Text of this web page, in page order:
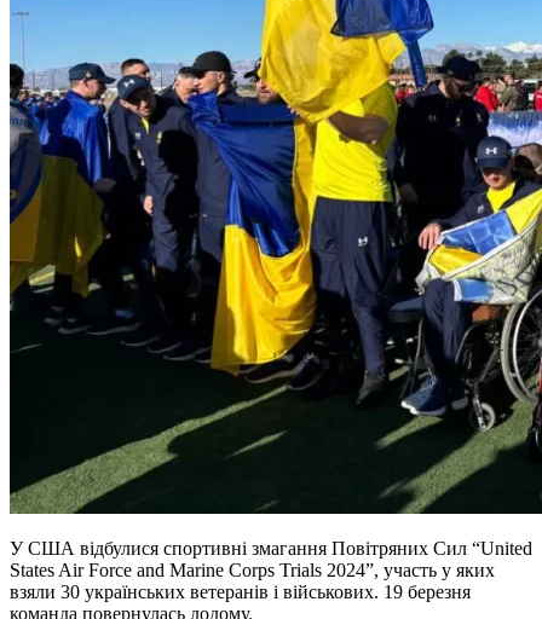
У США відбулися спортивні змагання Повітряних Сил “United
States Air Force and Marine Corps Trials 2024”, участь у яких
взяли 30 українських ветеранів і військових. 19 березня
команда повернулась додому.